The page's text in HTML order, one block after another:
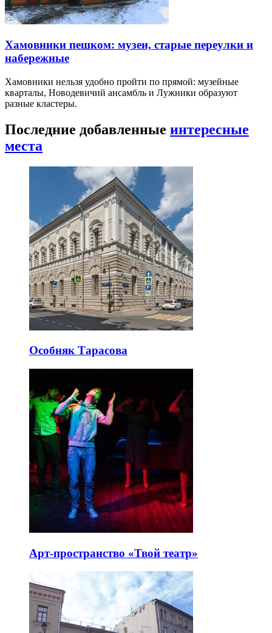
Хамовники пешком: музеи, старые переулки и
набережные
Хамовники нельзя удобно пройти по прямой: музейные
кварталы, Новодевичий ансамбль и Лужники образуют
разные кластеры.
Последние добавленные интересные
места
Особняк Тарасова
Арт-пространство «Твой театр»